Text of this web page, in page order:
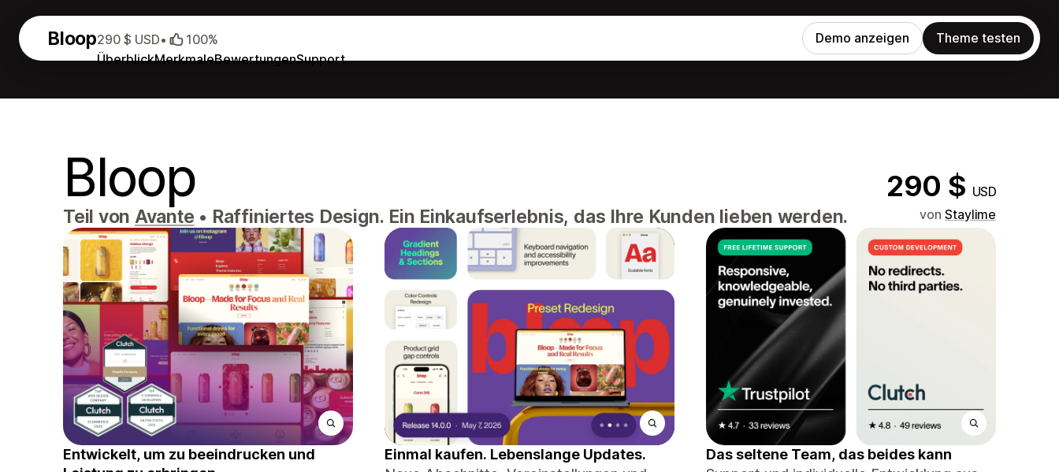
Bloop
ÜberblickMerkmaleBewertungenSupport
290 $ USD• 100% Demo anzeigen Theme testen
Bloop 290 $ USD
Teil von Avante • Raffiniertes Design. Ein Einkaufserlebnis, das Ihre Kunden lieben werden. von Staylime
Entwickelt, um zu beeindrucken und
Einmal kaufen. Lebenslange Updates.
Das seltene Team, das beides kann